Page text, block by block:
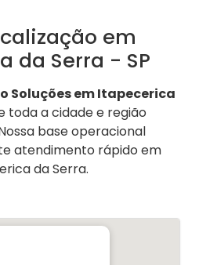
em
da Serra - SP
Soluções em Itapecerica
toda a cidade e região
base operacional
atendimento rápido em
da Serra.